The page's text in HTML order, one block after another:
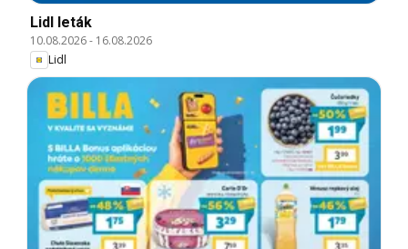
Lidl leták
10.08.2026- 16.08.2026
Lidl